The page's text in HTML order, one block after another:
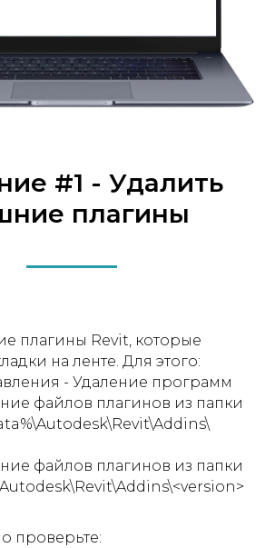
#1 - Удалить
плагины
плагины Revit, которые
на ленте. Для этого:
- Удаление программ
файлов плагинов из папки
файлов плагинов из папки
проверьте: